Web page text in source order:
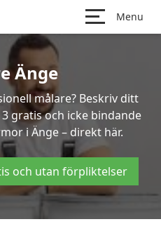
Menu
Änge
målare? Beskriv ditt
gratis och icke bindande
i Änge – direkt här.
och utan förpliktelser